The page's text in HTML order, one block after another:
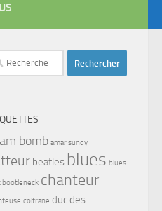
:
bomb amar sundy
beatles blues blues
bootleneck chanteur
coltrane duc des